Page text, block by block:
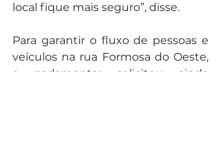
local fique mais seguro”, disse.
Para garantir o fluxo de pessoas e
veículos na rua Formosa do Oeste,
a parlamentar solicitou ainda